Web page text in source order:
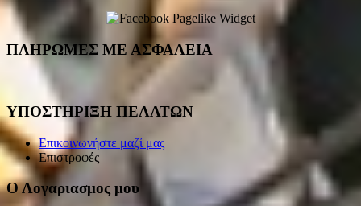
ΠΛΗΡΩΜΕΣ ΜΕ ΑΣΦΑΛΕΙΑ
ΥΠΟΣΤΗΡΙΞΗ ΠΕΛΑΤΩΝ
Επικοινωνήστε μαζί μας
Επιστροφές
Ο Λογαριασμος μου